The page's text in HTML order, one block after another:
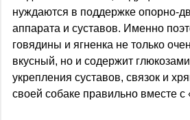
нуждаются в поддержке опорно-
аппарата и суставов. Именно
говядины и ягненка не только
вкусный, но и содержит
укрепления суставов, связок и
своей собаке правильно вместе